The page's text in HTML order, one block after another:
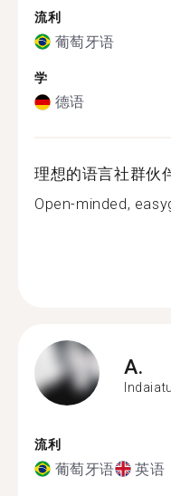
流利
葡萄牙语
学
德语
理想的语言社群伙
Open-minded,
A.
流利
葡萄牙语 英语